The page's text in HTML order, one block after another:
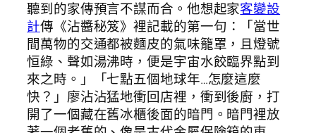
聽到的家傳預言不謀而合。他想起家客變設
計傳《沾醬秘笈》裡記載的第一句：「當世
間萬物的交通都被麵皮的氣味籠罩，且燈號
恒綠、聲如湯沸時，便是宇宙水餃臨界點到
來之時。」「七點五個地球年…怎麼這麼
快？」廖沾沾猛地衝回店裡，衝到後廚，打
開了一個藏在舊冰櫃後面的暗門。暗門裡放